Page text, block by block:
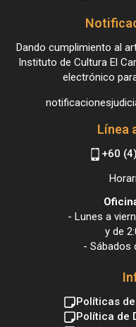
Dando cumplimiento al
Instituto de Cultura El
electrónico
Línea
+60
- Lunes a
y de
- Sábados
Políticas
Política de